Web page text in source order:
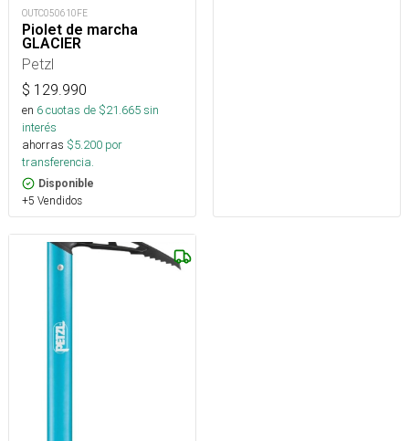
OUTC050610FE
Piolet de marcha
GLACIER
Petzl
$ 129.990
en 6cuotas de $21.665sin
interés
ahorras $5.200 por
transferencia.
Disponible
+5 Vendidos